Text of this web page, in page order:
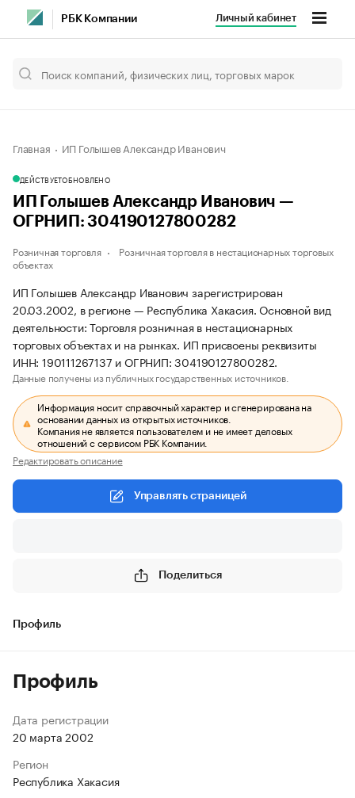
РБК Компании Личный кабинет
Главная ИП Голышев Александр Иванович
ДЕЙСТВУЕТОБНОВЛЕНО
ИП Голышев Александр Иванович —
ОГРНИП: 304190127800282
Розничная торговля
Розничная торговля в нестационарных торговых
объектах
ИП Голышев Александр Иванович зарегистрирован
20.03.2002, в регионе — Республика Хакасия. Основной вид
деятельности: Торговля розничная в нестационарных
торговых объектах и на рынках. ИП присвоены реквизиты
ИНН: 190111267137 и ОГРНИП: 304190127800282.
Данные получены из публичных государственных источников.
Информация носит справочный характер и сгенерирована на
основании данных из открытых источников.
Компания не является пользователем и не имеет деловых
отношений с сервисом РБК Компании.
Редактировать описание
Управлять страницей
Поделиться
Профиль
Профиль
Дата регистрации
20 марта 2002
Регион
Республика Хакасия